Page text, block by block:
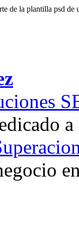
de la plantilla psd de